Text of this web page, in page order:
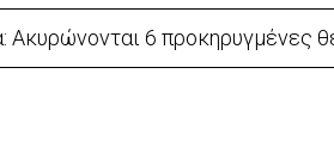
κεραίες: Δεν διαπιστώθηκε